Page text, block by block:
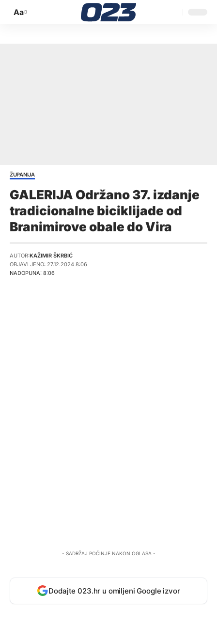
Promijeni
Aa
ŽUPANIJA
GALERIJA Održano 37. izdanje
tradicionalne biciklijade od
Branimirove obale do Vira
NADOPUNA: 8:06
AUTOR:KAŽIMIR ŠKRBIĆ
OBJAVLJENO: 27.12.2024 8:06
- SADRŽAJ POČINJE NAKON OGLASA -
Dodajte 023.hr u omiljeni Google izvor